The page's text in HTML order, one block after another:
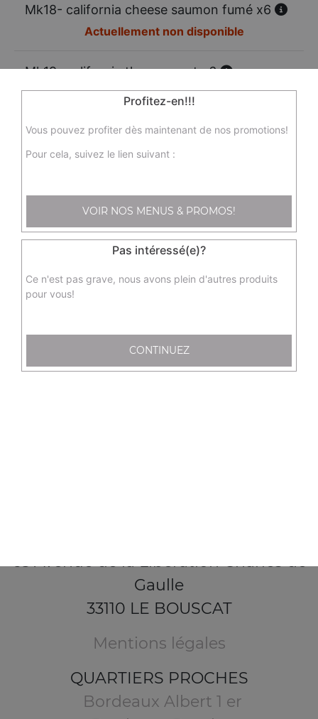
Mk18- california cheese saumon fumé x6
Actuellement non disponible
Mk19- california thon avocat x6
Actuellement non disponible
Mk21 - dragon rouge x8
Tempura Crevettes
6.00€
Mk24 - printemps crevette avocat
65 Avenue de la Libération Charles de
Gaulle
33110 LE BOUSCAT
Mentions légales
QUARTIERS PROCHES
Bordeaux Albert 1 er
Profitez-en!!!
Vous pouvez profiter dès maintenant de nos promotions!
Pour cela, suivez le lien suivant :
VOIR NOS MENUS & PROMOS!
Pas intéressé(e)?
Ce n'est pas grave, nous avons plein d'autres produits
pour vous!
CONTINUEZ